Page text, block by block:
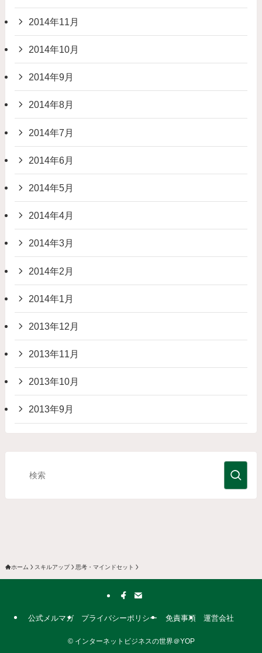
2014年11月
2014年10月
2014年9月
2014年8月
2014年7月
2014年6月
2014年5月
2014年4月
2014年3月
2014年2月
2014年1月
2013年12月
2013年11月
2013年10月
2013年9月
ホーム スキルアップ 思考・マインドセット
公式メルマガ プライバシーポリシー 免責事項 運営会社
©インターネットビジネスの世界＠YOP